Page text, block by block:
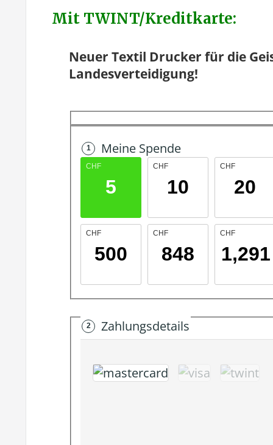
Mit TWINT/Kreditkarte: